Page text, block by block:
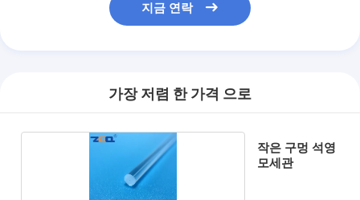
지금 연락
가장 저렴 한 가격 으로
작은 구멍 석영
모세관